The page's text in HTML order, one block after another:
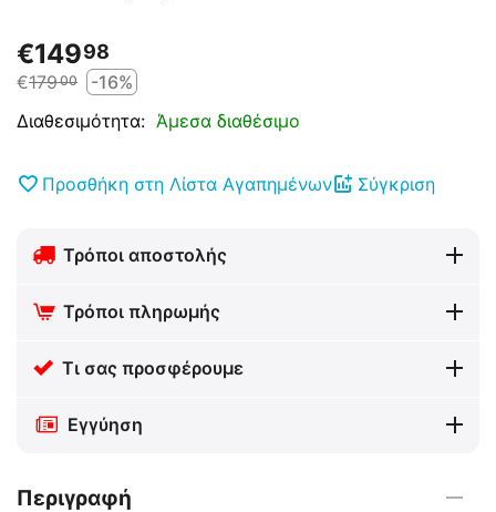
€14998
€17900
-16%
Διαθεσιμότητα: Άμεσα διαθέσιμο
Προσθήκη στη Λίστα Αγαπημένων Σύγκριση
Τρόποι αποστολής
Τρόποι πληρωμής
Τι σας προσφέρουμε
Εγγύηση
Περιγραφή